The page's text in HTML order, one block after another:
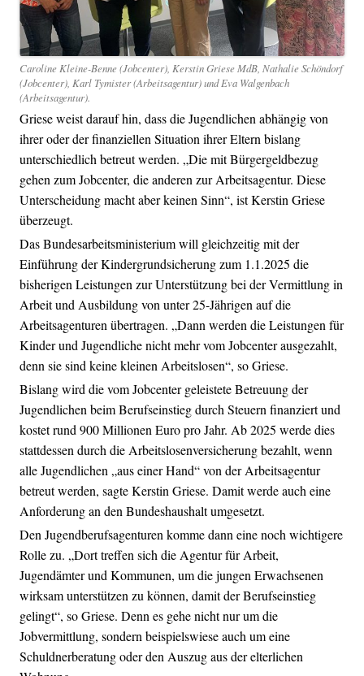
Caroline Kleine-Benne (Jobcenter), Kerstin Griese MdB, Nathalie Schöndorf
(Jobcenter), Karl Tymister (Arbeitsagentur) und Eva Walgenbach
(Arbeitsagentur).
Griese weist darauf hin, dass die Jugendlichen abhängig von
ihrer oder der finanziellen Situation ihrer Eltern bislang
unterschiedlich betreut werden. „Die mit Bürgergeldbezug
gehen zum Jobcenter, die anderen zur Arbeitsagentur. Diese
Unterscheidung macht aber keinen Sinn“, ist Kerstin Griese
überzeugt.
Das Bundesarbeitsministerium will gleichzeitig mit der
Einführung der Kindergrundsicherung zum 1.1.2025 die
bisherigen Leistungen zur Unterstützung bei der Vermittlung in
Arbeit und Ausbildung von unter 25-Jährigen auf die
Arbeitsagenturen übertragen. „Dann werden die Leistungen für
Kinder und Jugendliche nicht mehr vom Jobcenter ausgezahlt,
denn sie sind keine kleinen Arbeitslosen“, so Griese.
Bislang wird die vom Jobcenter geleistete Betreuung der
Jugendlichen beim Berufseinstieg durch Steuern finanziert und
kostet rund 900 Millionen Euro pro Jahr. Ab 2025 werde dies
stattdessen durch die Arbeitslosenversicherung bezahlt, wenn
alle Jugendlichen „aus einer Hand“ von der Arbeitsagentur
betreut werden, sagte Kerstin Griese. Damit werde auch eine
Anforderung an den Bundeshaushalt umgesetzt.
Den Jugendberufsagenturen komme dann eine noch wichtigere
Rolle zu. „Dort treffen sich die Agentur für Arbeit,
Jugendämter und Kommunen, um die jungen Erwachsenen
wirksam unterstützen zu können, damit der Berufseinstieg
gelingt“, so Griese. Denn es gehe nicht nur um die
Jobvermittlung, sondern beispielswiese auch um eine
Schuldnerberatung oder den Auszug aus der elterlichen